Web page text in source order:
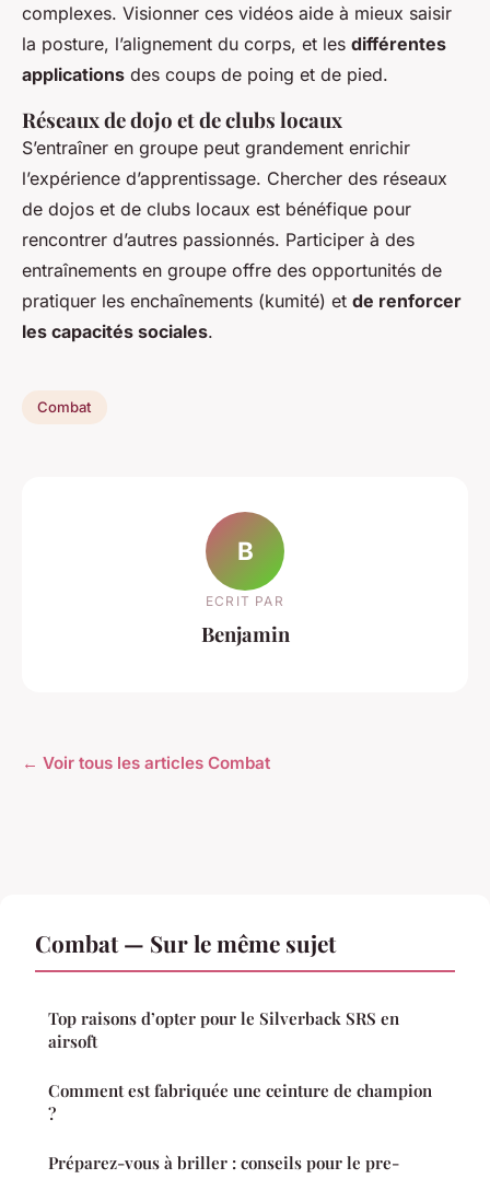
complexes. Visionner ces vidéos aide à mieux saisir
la posture, l’alignement du corps, et les différentes
applications des coups de poing et de pied.
Réseaux de dojo et de clubs locaux
S’entraîner en groupe peut grandement enrichir
l’expérience d’apprentissage. Chercher des réseaux
de dojos et de clubs locaux est bénéfique pour
rencontrer d’autres passionnés. Participer à des
entraînements en groupe offre des opportunités de
pratiquer les enchaînements (kumité) et de renforcer
les capacités sociales.
Combat
B
ECRIT PAR
Benjamin
← Voir tous les articles Combat
Combat — Sur le même sujet
Top raisons d’opter pour le Silverback SRS en
airsoft
Comment est fabriquée une ceinture de champion
?
Préparez-vous à briller : conseils pour le pre-